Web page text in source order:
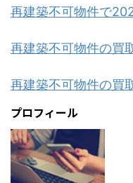
再建築不可物件で
再建築不可物件の買
再建築不可物件の買
プロフィール